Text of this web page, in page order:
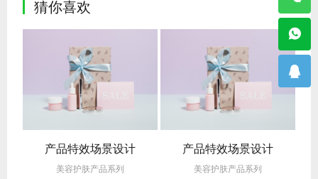
猜你喜欢
产品特效场景设计
美容护肤产品系列
产品特效场景设计
美容护肤产品系列